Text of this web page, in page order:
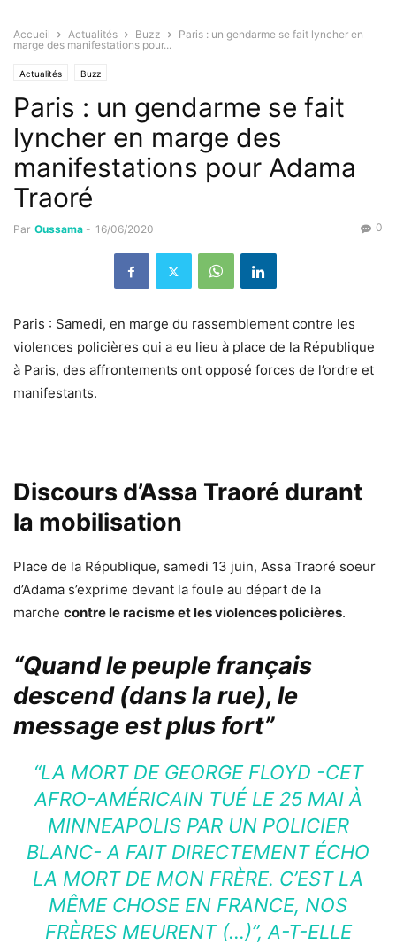
Accueil Actualités Buzz
Paris : un gendarme se fait lyncher en
marge des manifestations pour...
Actualités Buzz
Paris : un gendarme se fait
lyncher en marge des
manifestations pour Adama
Traoré
Par Oussama - 16/06/2020 0
Paris : Samedi, en marge du rassemblement contre les
violences policières qui a eu lieu à place de la République
à Paris, des affrontements ont opposé forces de l’ordre et
manifestants.
Discours d’Assa Traoré durant
la mobilisation
Place de la République, samedi 13 juin, Assa Traoré soeur
d’Adama s’exprime devant la foule au départ de la
marche contre le racisme et les violences policières.
“Quand le peuple français
descend (dans la rue), le
message est plus fort”
“LA MORT DE GEORGE FLOYD -CET
AFRO-AMÉRICAIN TUÉ LE 25 MAI À
MINNEAPOLIS PAR UN POLICIER
BLANC- A FAIT DIRECTEMENT ÉCHO
LA MORT DE MON FRÈRE. C’EST LA
MÊME CHOSE EN FRANCE, NOS
FRÈRES MEURENT (…)”, A-T-ELLE